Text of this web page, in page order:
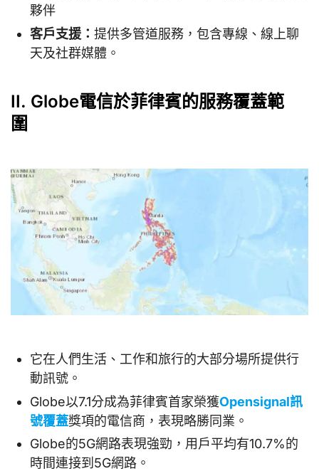
夥伴
客戶支援： 提供多管道服務，包含專線、線上聊
天及社群媒體。
II. Globe電信於菲律賓的服務覆蓋範
圍
它在人們生活、工作和旅行的大部分場所提供行
動訊號。
Globe以7.1分成為菲律賓首家榮獲Opensignal訊
號覆蓋獎項的電信商，表現略勝同業。
Globe的5G網路表現強勁，用戶平均有10.7%的
時間連接到5G網路。